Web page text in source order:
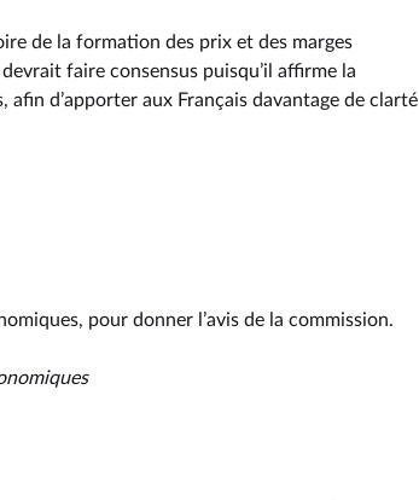
de la formation des prix et des marges
faire consensus puisqu’il affirme la
afin d’apporter aux Français davantage de clarté
pour donner l’avis de la commission.